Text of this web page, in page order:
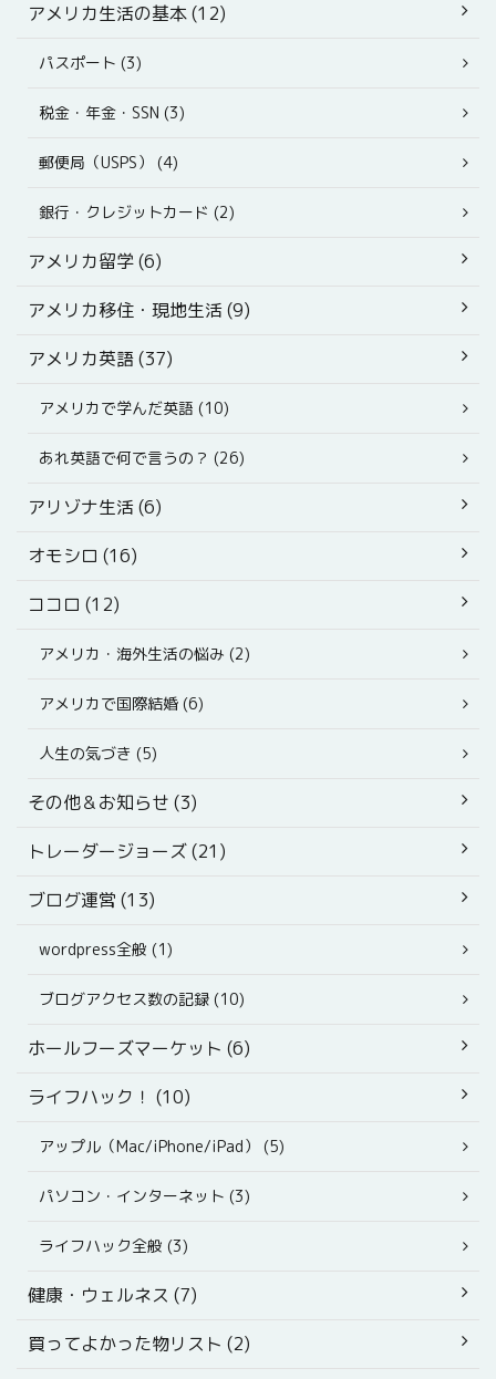
アメリカ生活の基本 (12)
パスポート (3)
税金・年金・SSN (3)
郵便局（USPS） (4)
銀行・クレジットカード (2)
アメリカ留学 (6)
アメリカ移住・現地生活 (9)
アメリカ英語 (37)
アメリカで学んだ英語 (10)
あれ英語で何で言うの？ (26)
アリゾナ生活 (6)
オモシロ (16)
ココロ (12)
アメリカ・海外生活の悩み (2)
アメリカで国際結婚 (6)
人生の気づき (5)
その他＆お知らせ (3)
トレーダージョーズ (21)
ブログ運営 (13)
wordpress全般 (1)
ブログアクセス数の記録 (10)
ホールフーズマーケット (6)
ライフハック！ (10)
アップル（Mac/iPhone/iPad） (5)
パソコン・インターネット (3)
ライフハック全般 (3)
健康・ウェルネス (7)
買ってよかった物リスト (2)